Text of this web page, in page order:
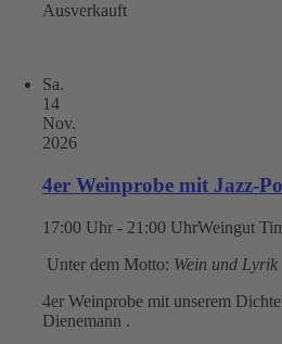
Ausverkauft
Sa.
14
Nov.
2026
4er Weinprobe mit Jazz-
17:00 Uhr - 21:00 UhrWeingut
Unter dem Motto: Wein und Lyrik
4er Weinprobe mit unserem
Dienemann .